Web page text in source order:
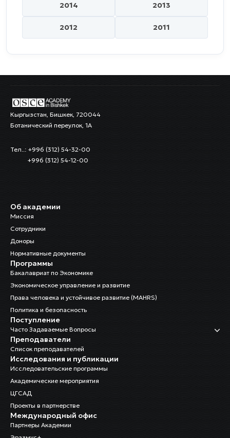
2014 2013
2012 2011
Кыргызстан, Бишкек, 720044
Ботанический переулок, 1А
Тел..: +996 (312) 54-32-00
+996 (312) 54-12-00
Об академии
Миссия
Сотрудники
Доноры
Нормативные документы
Программы
Бакалавриат по Экономике
Экономическое управление и развитие
Права человека и устойчивое развитие (MAHRS)
Политика и безопасность
Поступление
Часто Задаваемые Вопросы
Преподаватели
Список преподавателей
Исследования и публикации
Исследовательские программы
Академические мероприятия
ЦГСАД
Проекты в партнерстве
Международный офис
Партнеры Академии